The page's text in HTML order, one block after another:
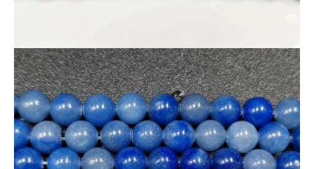
す。
※天然素材のため、色合いや模様には個体差があります。